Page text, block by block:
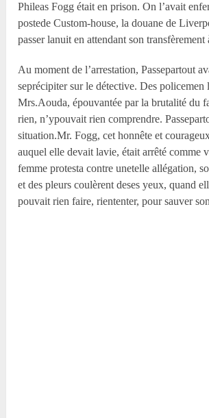
Phileas Fogg était en prison. On l’avait
postede Custom-house, la douane de
passer lanuit en attendant son transfèrement
Au moment de l’arrestation, Passepartout
seprécipiter sur le détective. Des policemen
Mrs.Aouda, épouvantée par la brutalité du
rien, n’ypouvait rien comprendre.
situation.Mr. Fogg, cet honnête et
auquel elle devait lavie, était arrêté comme
femme protesta contre unetelle allégation,
et des pleurs coulèrent deses yeux, quand
pouvait rien faire, riententer, pour sauver